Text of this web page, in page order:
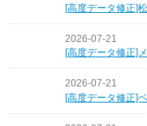
[高度データ修正]
2026-07-21
[高度データ修正]
2026-07-21
[高度データ修正]